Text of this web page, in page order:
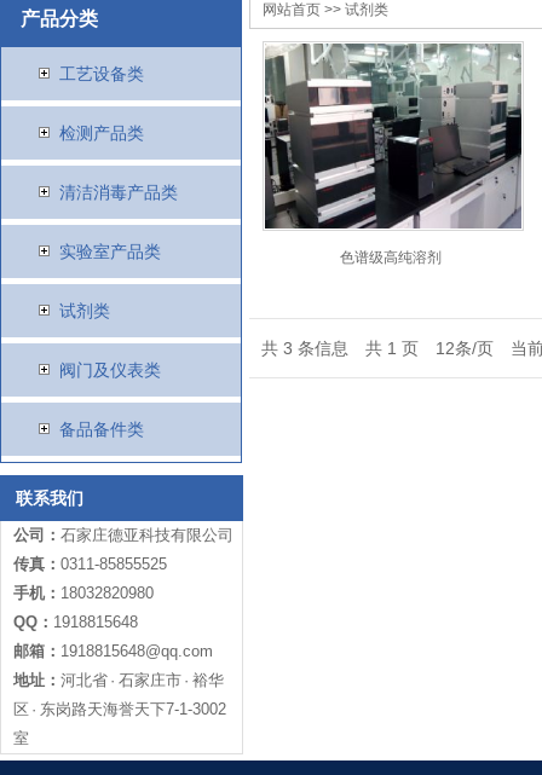
产品分类
工艺设备类
检测产品类
清洁消毒产品类
实验室产品类
试剂类
阀门及仪表类
备品备件类
联系我们
公司： 石家庄德亚科技有限公司
传真： 0311-85855525
手机： 18032820980
QQ： 1918815648
邮箱： 1918815648@qq.com
地址： 河北省 · 石家庄市 · 裕华
区 · 东岗路天海誉天下7-1-3002
室
网站首页 >> 试剂类
色谱级高纯溶剂
共 3 条信息 共 1 页 12条/页 当